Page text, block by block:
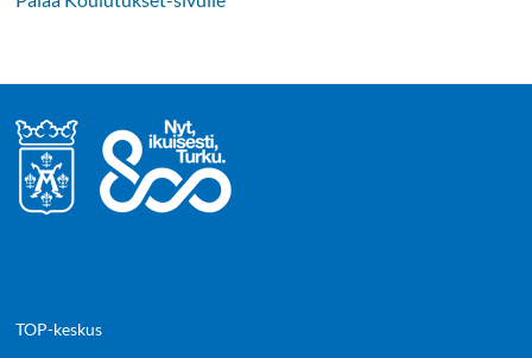
TOP-keskus